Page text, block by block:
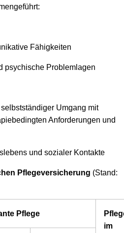
Fähigkeiten
psychische Problemlagen
Umgang mit
Anforderungen und
und sozialer Kontakte
Pflegeversicherung (Stand:
Pflege
im